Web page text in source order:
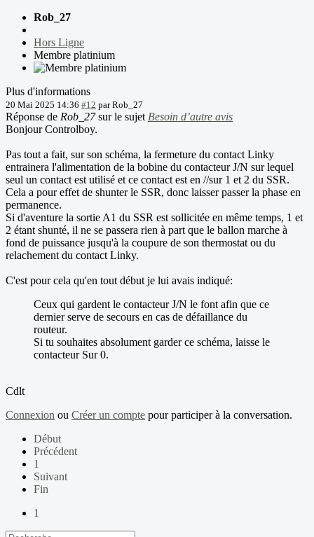
Rob_27
Hors Ligne
Membre platinium
Plus d'informations
20 Mai 2025 14:36 #12 parRob_27
Réponse de Rob_27sur le sujet Besoin d’autre avis
Bonjour Controlboy.
Pas tout a fait, sur son schéma, la fermeture du contact Linky
entrainera l'alimentation de la bobine du contacteur J/N sur lequel
seul un contact est utilisé et ce contact est en //sur 1 et 2 du SSR.
Cela a pour effet de shunter le SSR, donc laisser passer la phase en
permanence.
Si d'aventure la sortie A1 du SSR est sollicitée en même temps, 1 et
2 étant shunté, il ne se passera rien à part que le ballon marche à
fond de puissance jusqu'à la coupure de son thermostat ou du
relachement du contact Linky.
C'est pour cela qu'en tout début je lui avais indiqué:
Ceux qui gardent le contacteur J/N le font afin que ce
dernier serve de secours en cas de défaillance du
routeur.
Si tu souhaites absolument garder ce schéma, laisse le
contacteur Sur 0.
Cdlt
Connexion ou Créer un compte pour participer à la conversation.
Début
Précédent
1
Suivant
Fin
1